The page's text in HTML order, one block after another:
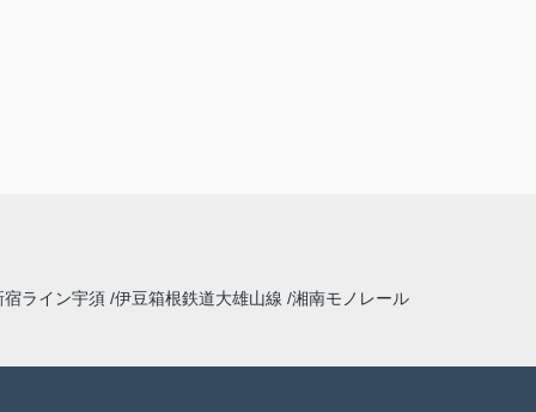
宿ライン宇須 伊豆箱根鉄道大雄山線 湘南モノレール